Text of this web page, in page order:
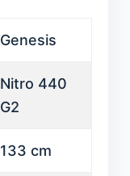
Genesis
Nitro 440
G2
133 cm